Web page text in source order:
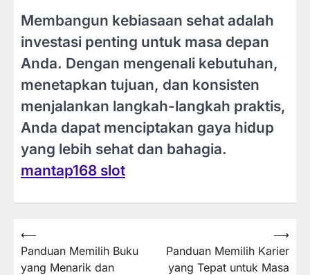
Membangun kebiasaan sehat adalah
investasi penting untuk masa depan
Anda. Dengan mengenali kebutuhan,
menetapkan tujuan, dan konsisten
menjalankan langkah-langkah praktis,
Anda dapat menciptakan gaya hidup
yang lebih sehat dan bahagia.
mantap168 slot
Post
navigation
⟵
Panduan Memilih Buku
yang Menarik dan
Panduan Memilih Karier
yang Tepat untuk Masa
⟶